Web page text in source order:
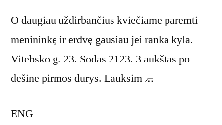
O daugiau uždirbančius kviečiame paremti
menininkę ir erdvę gausiau jei ranka kyla.
Vitebsko g. 23. Sodas 2123. 3 aukštas po
dešine pirmos durys. Lauksim
ENG